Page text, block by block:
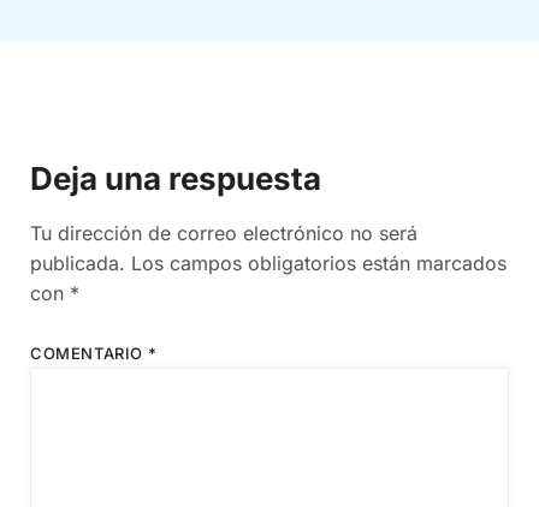
Deja una respuesta
Tu dirección de correo electrónico no será
publicada. Los campos obligatorios están marcados
con *
COMENTARIO *